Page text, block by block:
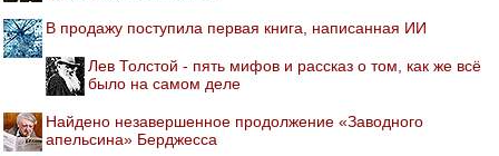
В продажу поступила первая книга, написанная ИИ
Лев Толстой - пять мифов и рассказ о том, как же всё
было на самом деле
Найдено незавершенное продолжение «Заводного
апельсина» Берджесса